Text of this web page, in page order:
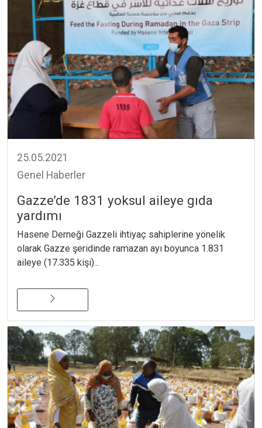
25.05.2021
Genel Haberler
Gazze’de 1831 yoksul aileye gıda
yardımı
Hasene Derneği Gazzeli ihtiyaç sahiplerine yönelik
olarak Gazze şeridinde ramazan ayı boyunca 1.831
aileye (17.335 kişi)...